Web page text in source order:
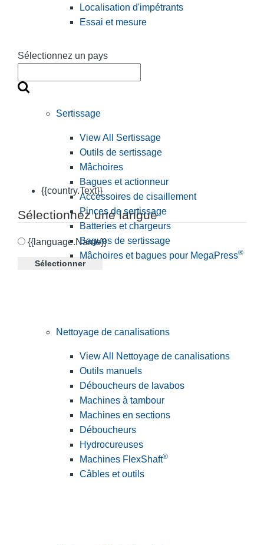
Sélectionnez un pays
{{country.Text}}
Sélectionnez une langue
{{language.Name}}
Sélectionner
Localisation d'impétrants
Essai et mesure
Sertissage
View All Sertissage
Outils de sertissage
Mâchoires
Bagues et actionneur
Accessoires de cisaillement
Pinces de sertissage
Batteries et chargeurs
Bagues de sertissage
Mâchoires et bagues pour MegaPress®
Nettoyage de canalisations
View All Nettoyage de canalisations
Outils manuels
Déboucheurs de lavabos
Machines à tambour
Machines en sections
Déboucheurs
Hydrocureuses
Machines FlexShaft®
Câbles et outils